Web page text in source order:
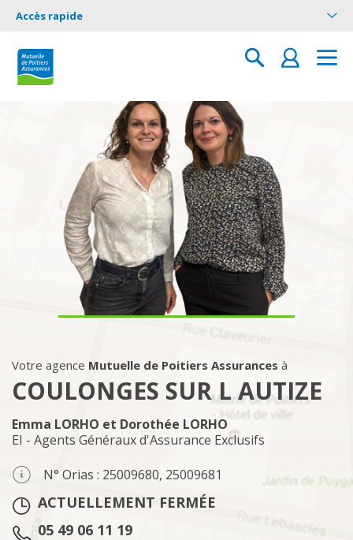
Accès rapide
Adresse Mutuelle de Poitiers
Votre agence Mutuelle de Poitiers Assurances à
COULONGES SUR L AUTIZE
Emma LORHO et Dorothée LORHO
EI - Agents Généraux d'Assurance Exclusifs
N° Orias : 25009680, 25009681
ACTUELLEMENT FERMÉE
Tél. :
05 49 06 11 19